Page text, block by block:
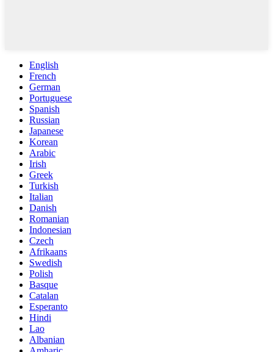
English
French
German
Portuguese
Spanish
Russian
Japanese
Korean
Arabic
Irish
Greek
Turkish
Italian
Danish
Romanian
Indonesian
Czech
Afrikaans
Swedish
Polish
Basque
Catalan
Esperanto
Hindi
Lao
Albanian